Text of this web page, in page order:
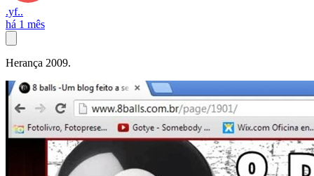
.yf..
há 1 mês
Herança 2009.